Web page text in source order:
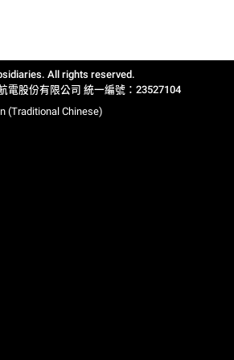
All rights reserved.
電股份有限公司 統一編號：23527104
(Traditional Chinese)